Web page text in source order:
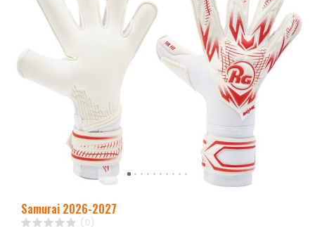
Samurai 2026-2027
(0)